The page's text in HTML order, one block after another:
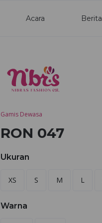
Acara Berita
Gamis Dewasa
RON 047
Ukuran
XS S M L
Warna